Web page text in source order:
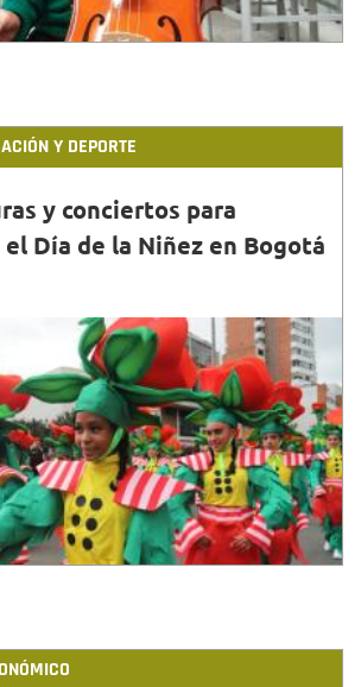
Y DEPORTE
y conciertos para
Día de la Niñez en Bogotá
las actividades que preparó
Cultura para celebrar este sábado
de la Niñez.